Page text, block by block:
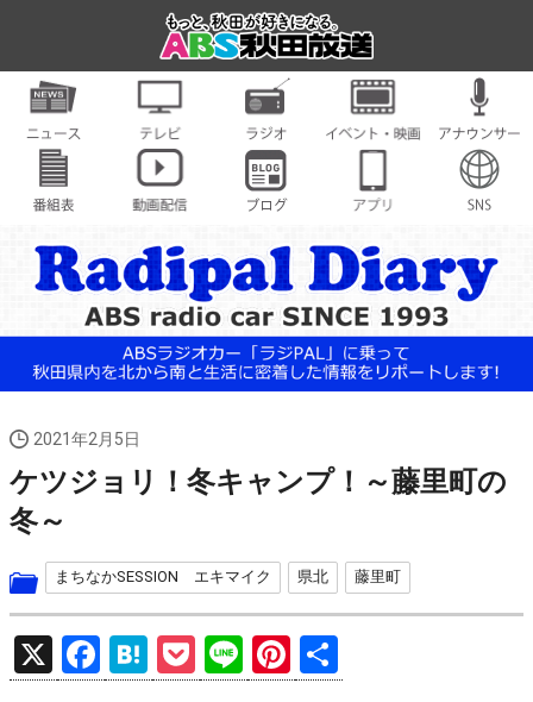
2021年2月5日
ケツジョリ！冬キャンプ！～藤里町の
冬～
まちなかSESSION エキマイク 県北 藤里町
X
F
a
H
at
P
o
Li
n
Pi
nt 有